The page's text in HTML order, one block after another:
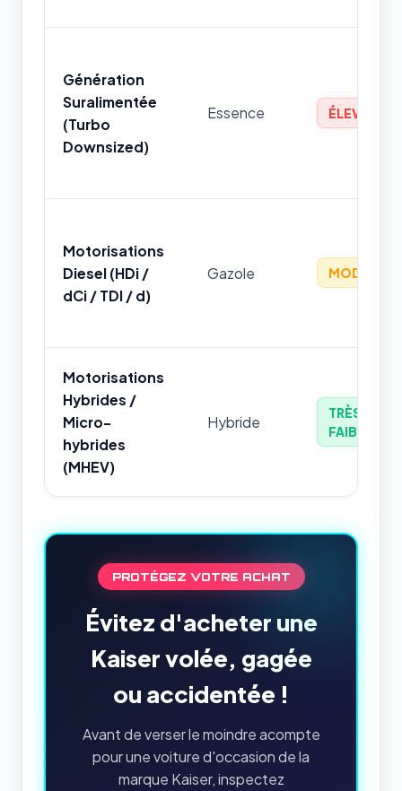
Génération
Suralimentée
(Turbo
Downsized)
Essence ÉLEVÉ
Motorisations
Diesel (HDi /
dCi / TDI / d)
Gazole MODÉRÉ
Motorisations
Hybrides /
Micro-
hybrides
(MHEV)
Hybride
TRÈS
FAIBLE
PROTÉGEZ VOTRE ACHAT
Évitez d'acheter une
Kaiser volée, gagée
ou accidentée !
Avant de verser le moindre acompte
pour une voiture d'occasion de la
marque Kaiser, inspectez